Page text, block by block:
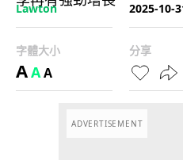
Lawton
2025-10-
字體大小
AAA
分享
ADVERTISEMENT